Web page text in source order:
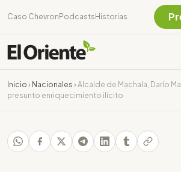
Caso Chevron Podcasts Historias
Inicio › Nacionales › Alcalde de Machala, Darío
presunto enriquecimiento ilícito